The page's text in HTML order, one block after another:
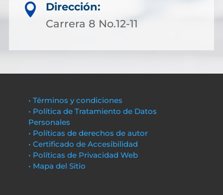

Dirección:
Carrera 8 No.12-11
• Términos y condiciones
• Política de Tratamiento de Datos
Personales
• Políticas de derechos de autor
• Certificado de Accesibilidad
• Políticas de Privacidad Web
• Mapa del Sitio